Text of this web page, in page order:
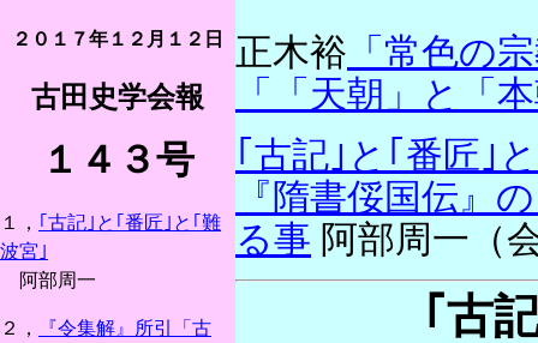
２０１７年１２月１２日
古田史学会報
１４３号
１， ｢古記｣と｢番匠｣と｢難
波宮｣
阿部周一
２，
『令集解』所引「古
正木裕 「常色の
「「天朝」と「
｢古記｣と｢番匠｣
『隋書俀国伝』
る事 阿部周一（
｢古